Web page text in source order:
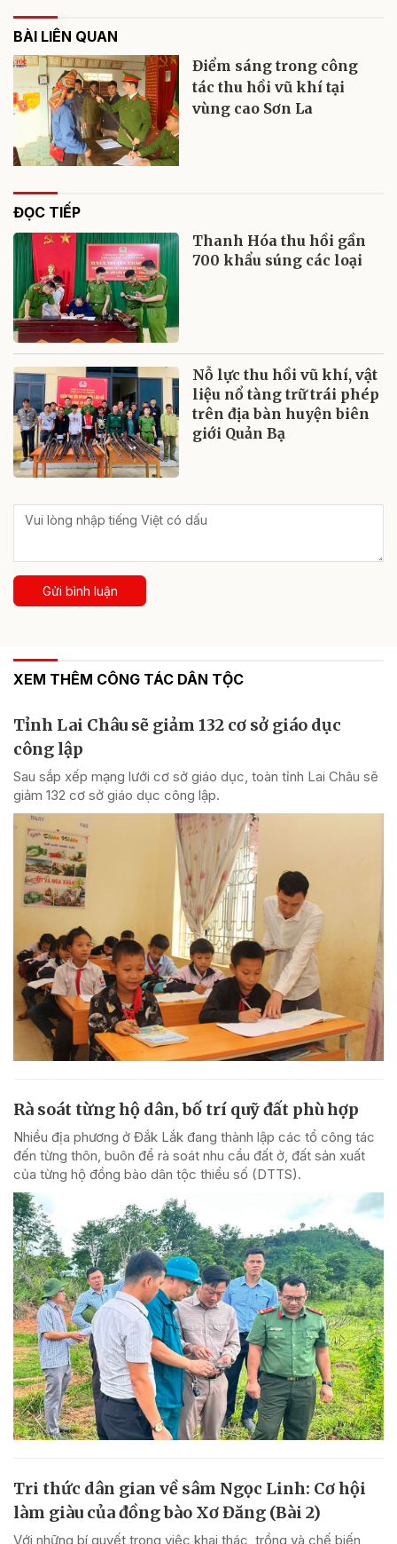
BÀI LIÊN QUAN
Điểm sáng trong công
tác thu hồi vũ khí tại
vùng cao Sơn La
ĐỌC TIẾP
Thanh Hóa thu hồi gần
700 khẩu súng các loại
Nỗ lực thu hồi vũ khí, vật
liệu nổ tàng trữ trái phép
trên địa bàn huyện biên
giới Quản Bạ
Gửi bình luận
XEM THÊM CÔNG TÁC DÂN TỘC
Tỉnh Lai Châu sẽ giảm 132 cơ sở giáo dục
công lập
Sau sắp xếp mạng lưới cơ sở giáo dục, toàn tỉnh Lai Châu sẽ
giảm 132 cơ sở giáo dục công lập.
Rà soát từng hộ dân, bố trí quỹ đất phù hợp
Nhiều địa phương ở Đắk Lắk đang thành lập các tổ công tác
đến từng thôn, buôn để rà soát nhu cầu đất ở, đất sản xuất
của từng hộ đồng bào dân tộc thiểu số (DTTS).
Tri thức dân gian về sâm Ngọc Linh: Cơ hội
làm giàu của đồng bào Xơ Đăng (Bài 2)
Với những bí quyết trong việc khai thác, trồng và chế biến,